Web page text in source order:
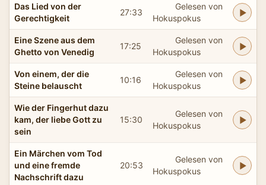
Das Lied von der
Gerechtigkeit
27:33
Gelesen von
Hokuspokus
Eine Szene aus dem
Ghetto von Venedig
17:25
Gelesen von
Hokuspokus
Von einem, der die
Steine belauscht
10:16
Gelesen von
Hokuspokus
Wie der Fingerhut dazu
kam, der liebe Gott zu
sein
15:30
Gelesen von
Hokuspokus
Ein Märchen vom Tod
und eine fremde
Nachschrift dazu
20:53
Gelesen von
Hokuspokus